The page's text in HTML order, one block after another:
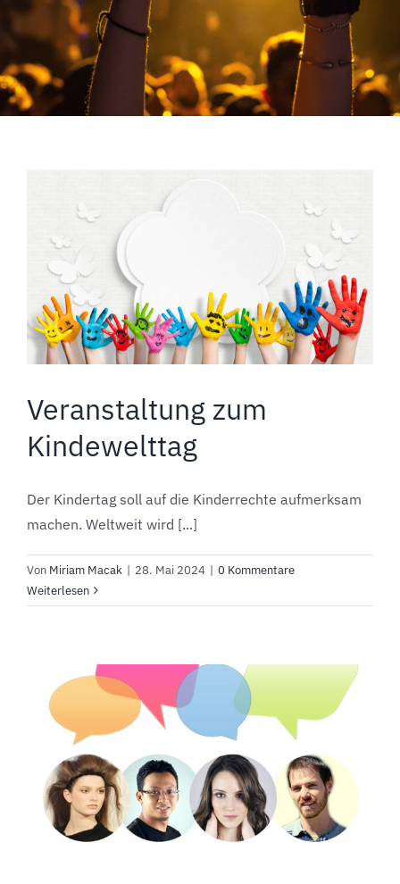
Veranstaltung zum
Kindewelttag
Der Kindertag soll auf die Kinderrechte aufmerksam
machen. Weltweit wird [...]
Von Miriam Macak | 28. Mai 2024 | 0 Kommentare
Weiterlesen